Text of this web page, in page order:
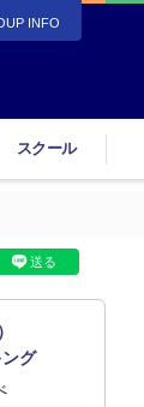
INFO
スクール
送る
グ